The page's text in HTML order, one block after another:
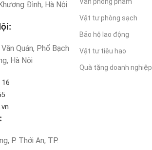
Đình, Hà Nội
Quán, Phố Bạch
Hà Nội
16
P. Thới An, TP.
Vật tư phòng sạch
Bảo hộ lao động
Vật tư tiêu hao
Quà tặng doanh nghiệp